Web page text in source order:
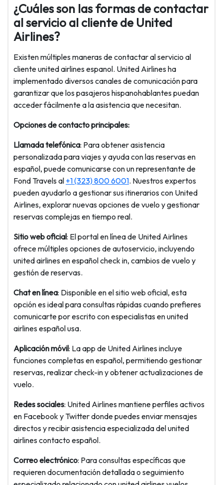
¿Cuáles son las formas de contactar
al servicio al cliente de United
Airlines?
Existen múltiples maneras de contactar al servicio al
cliente united airlines espanol. United Airlines ha
implementado diversos canales de comunicación para
garantizar que los pasajeros hispanohablantes puedan
acceder fácilmente a la asistencia que necesitan.
Opciones de contacto principales:
Llamada telefónica: Para obtener asistencia
personalizada para viajes y ayuda con las reservas en
español, puede comunicarse con un representante de
Fond Travels al +1 (323) 800 6001. Nuestros expertos
pueden ayudarlo a gestionar sus itinerarios con United
Airlines, explorar nuevas opciones de vuelo y gestionar
reservas complejas en tiempo real.
Sitio web oficial: El portal en línea de United Airlines
ofrece múltiples opciones de autoservicio, incluyendo
united airlines en español check in, cambios de vuelo y
gestión de reservas.
Chat en línea: Disponible en el sitio web oficial, esta
opción es ideal para consultas rápidas cuando prefieres
comunicarte por escrito con especialistas en united
airlines español usa.
Aplicación móvil: La app de United Airlines incluye
funciones completas en español, permitiendo gestionar
reservas, realizar check-in y obtener actualizaciones de
vuelo.
Redes sociales: United Airlines mantiene perfiles activos
en Facebook y Twitter donde puedes enviar mensajes
directos y recibir asistencia especializada del united
airlines contacto español.
Correo electrónico: Para consultas específicas que
requieren documentación detallada o seguimiento